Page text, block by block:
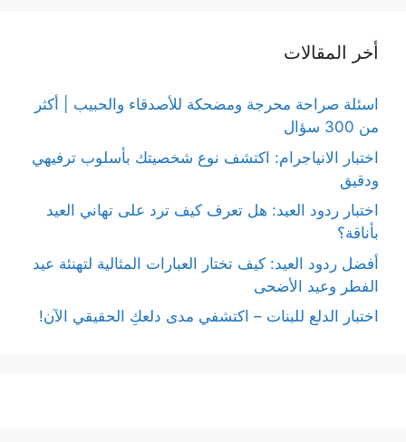
أخر المقالات
اسئلة صراحة محرجة ومضحكة للأصدقاء والحبيب | أكثر
من 300 سؤال
اختبار الانياجرام: اكتشف نوع شخصيتك بأسلوب ترفيهي
ودقيق
اختبار ردود العيد: هل تعرف كيف ترد على تهاني العيد
بأناقة؟
أفضل ردود العيد: كيف تختار العبارات المثالية لتهنئة عيد
الفطر وعيد الأضحى
اختبار الدلع للبنات – اكتشفي مدى دلعكِ الحقيقي الآن!